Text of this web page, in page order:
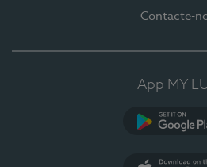
Contacte-
App MY